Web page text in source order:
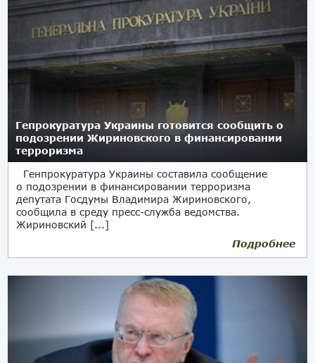
Гепрокуратура Украины готовится сообщить о
подозрении Жириновского в финансировании
терроризма
Генпрокуратура Украины составила сообщение
о подозрении в финансировании терроризма
депутата Госдумы Владимира Жириновского,
сообщила в среду пресс-служба ведомства.
Жириновский [...]
Подробнее